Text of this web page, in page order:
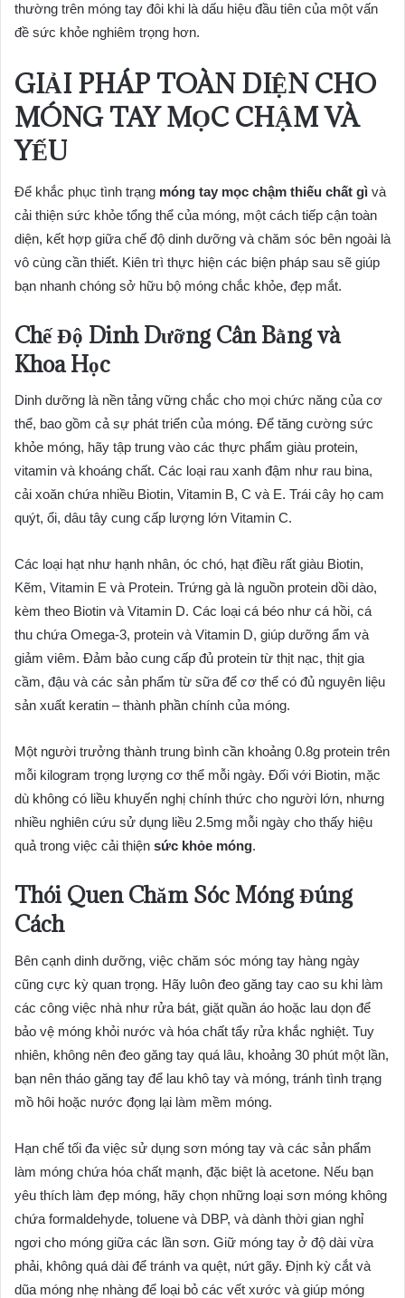
thường trên móng tay đôi khi là dấu hiệu đầu tiên của một vấn
đề sức khỏe nghiêm trọng hơn.
GIẢI PHÁP TOÀN DIỆN CHO
MÓNG TAY MỌC CHẬM VÀ
YẾU
Để khắc phục tình trạng móng tay mọc chậm thiếu chất gì và
cải thiện sức khỏe tổng thể của móng, một cách tiếp cận toàn
diện, kết hợp giữa chế độ dinh dưỡng và chăm sóc bên ngoài là
vô cùng cần thiết. Kiên trì thực hiện các biện pháp sau sẽ giúp
bạn nhanh chóng sở hữu bộ móng chắc khỏe, đẹp mắt.
Chế Độ Dinh Dưỡng Cân Bằng và
Khoa Học
Dinh dưỡng là nền tảng vững chắc cho mọi chức năng của cơ
thể, bao gồm cả sự phát triển của móng. Để tăng cường sức
khỏe móng, hãy tập trung vào các thực phẩm giàu protein,
vitamin và khoáng chất. Các loại rau xanh đậm như rau bina,
cải xoăn chứa nhiều Biotin, Vitamin B, C và E. Trái cây họ cam
quýt, ổi, dâu tây cung cấp lượng lớn Vitamin C.
Các loại hạt như hạnh nhân, óc chó, hạt điều rất giàu Biotin,
Kẽm, Vitamin E và Protein. Trứng gà là nguồn protein dồi dào,
kèm theo Biotin và Vitamin D. Các loại cá béo như cá hồi, cá
thu chứa Omega-3, protein và Vitamin D, giúp dưỡng ẩm và
giảm viêm. Đảm bảo cung cấp đủ protein từ thịt nạc, thịt gia
cầm, đậu và các sản phẩm từ sữa để cơ thể có đủ nguyên liệu
sản xuất keratin – thành phần chính của móng.
Một người trưởng thành trung bình cần khoảng 0.8g protein trên
mỗi kilogram trọng lượng cơ thể mỗi ngày. Đối với Biotin, mặc
dù không có liều khuyến nghị chính thức cho người lớn, nhưng
nhiều nghiên cứu sử dụng liều 2.5mg mỗi ngày cho thấy hiệu
quả trong việc cải thiện sức khỏe móng.
Thói Quen Chăm Sóc Móng Đúng
Cách
Bên cạnh dinh dưỡng, việc chăm sóc móng tay hàng ngày
cũng cực kỳ quan trọng. Hãy luôn đeo găng tay cao su khi làm
các công việc nhà như rửa bát, giặt quần áo hoặc lau dọn để
bảo vệ móng khỏi nước và hóa chất tẩy rửa khắc nghiệt. Tuy
nhiên, không nên đeo găng tay quá lâu, khoảng 30 phút một lần,
bạn nên tháo găng tay để lau khô tay và móng, tránh tình trạng
mồ hôi hoặc nước đọng lại làm mềm móng.
Hạn chế tối đa việc sử dụng sơn móng tay và các sản phẩm
làm móng chứa hóa chất mạnh, đặc biệt là acetone. Nếu bạn
yêu thích làm đẹp móng, hãy chọn những loại sơn móng không
chứa formaldehyde, toluene và DBP, và dành thời gian nghỉ
ngơi cho móng giữa các lần sơn. Giữ móng tay ở độ dài vừa
phải, không quá dài để tránh va quệt, nứt gãy. Định kỳ cắt và
dũa móng nhẹ nhàng để loại bỏ các vết xước và giúp móng